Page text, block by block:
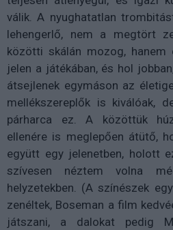
válik. A nyughatatlan
lehengerlő, nem a megtört
közötti skálán mozog, hanem
jelen a játékában, és hol
átsejlenek egymáson az
mellékszereplők is kiválóak,
párharca ez. A közöttük
ellenére is meglepően átütő,
együtt egy jelenetben, holott
szívesen néztem volna
helyzetekben. (A színészek
zenéltek, Boseman a film
játszani, a dalokat pedig